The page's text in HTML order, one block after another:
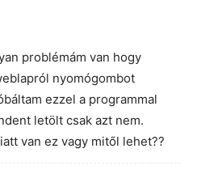
problémám van hogy
nyomógombot
ezzel a programmal
letölt csak azt nem.
van ez vagy mitől lehet??